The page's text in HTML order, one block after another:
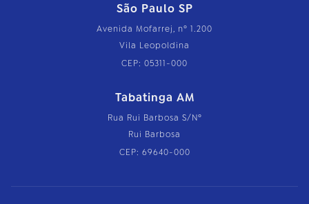
São Paulo SP
Avenida Mofarrej, nº 1.200
Vila Leopoldina
CEP: 05311-000
Tabatinga AM
Rua Rui Barbosa S/Nº
Rui Barbosa
CEP: 69640-000